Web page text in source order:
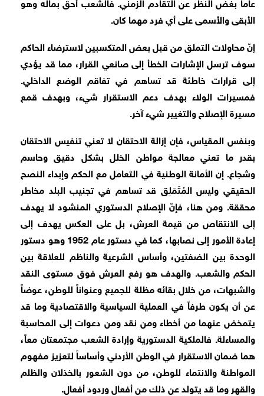
الأبقى والأسمى على أي فرد مهما كان.
إنّ محاولات التملق من قبل بعض المتكسبين لاسترضاء الحاكم
سوف ترسل الإشارات الخطأ إلى صانعي القرار، مما قد يؤدي
إلى قرارات خاطئة قد تساهم في تفاقم الوضع الداخلي.
فمسيرات الولاء بهدف دعم الاستقرار شيء، وبهدف قمع
مسيرة الإصلاح والتغيير شيء آخر.
وبنفس المقياس، فإن إزالة الاحتقان لا تعني تنفيس الاحتقان
بقدر ما تعني معالجة مواطن الخلل بشكل دقيق وحاسم
وشجاع. إن الأمانة الوطنية في التعامل مع الحكم وإبداء النصح
الحقيقي وليس المُتَمَلِق قد تساهم في تجنيب البلد مخاطر
محققة. ومن هنا، فإنّ الإصلاح الدستوري المنشود لا يهدف
إلى الانتقاص من قيمة العرش، بل على العكس يهدف إلى
إعادة الأمور إلى نصابها، كما في دستور عام 1952 وهو دستور
الوحدة بين الضفتين، وأساس الشرعية والناظم للعلاقة بين
الحكم والشعب. والهدف هو رفع العرش فوق مستوى النقد
والشبهات، من خلال بقائه مظلة للجميع وعنواناً للوطن، عوضاً
عن أن يكون طرفاً في العملية السياسية والاقتصادية وما قد
يتمخض عنهما من أخطاء ومن نقد ومن دعوات إلى المحاسبة
والمساءلة. فالملكية الدستورية وإرادة الشعب مجتمعتان معاً،
هما ضمان الاستقرار في الوطن الأردني وأساساً لتعزيز مفهوم
المواطنة والانتماء للوطن، من دون الشعور بالخذلان والظلم
والقهر وما قد يتولد عن ذلك من أفعال وردود أفعال.